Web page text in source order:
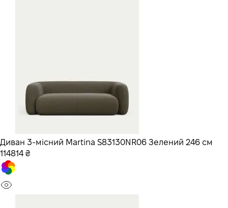
Диван 3-місний Martina S83130NR06 Зелений 246 см
114814 ₴